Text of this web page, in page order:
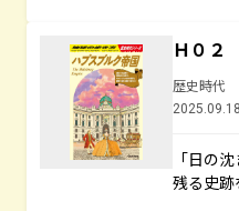
Ｈ０２
歴史時代
「日の
残る史跡